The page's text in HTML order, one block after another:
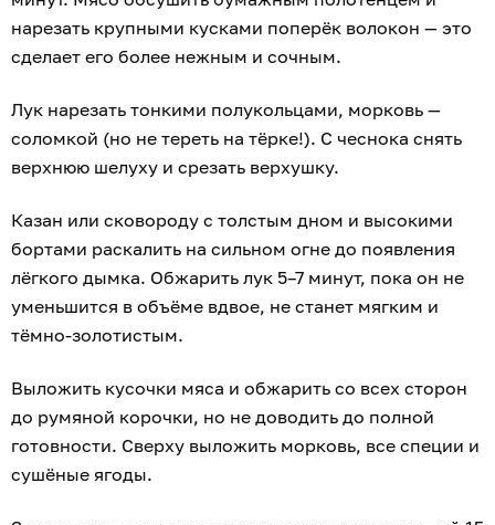
нарезать крупными кусками поперёк волокон — это
сделает его более нежным и сочным.
Лук нарезать тонкими полукольцами, морковь —
соломкой (но не тереть на тёрке!). С чеснока снять
верхнюю шелуху и срезать верхушку.
Казан или сковороду с толстым дном и высокими
бортами раскалить на сильном огне до появления
лёгкого дымка. Обжарить лук 5–7 минут, пока он не
уменьшится в объёме вдвое, не станет мягким и
тёмно-золотистым.
Выложить кусочки мяса и обжарить со всех сторон
до румяной корочки, но не доводить до полной
готовности. Сверху выложить морковь, все специи и
сушёные ягоды.